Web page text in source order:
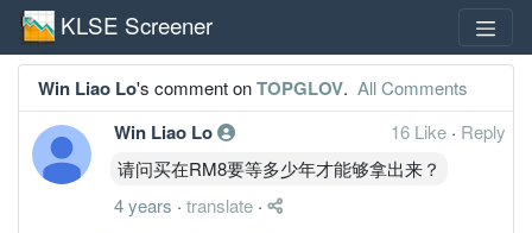
KLSE Screener
Win Liao Lo's comment onTOPGLOV. All Comments
Win Liao Lo 16 Like · Reply
请问买在RM8要等多少年才能够拿出来？
4 years · translate ·